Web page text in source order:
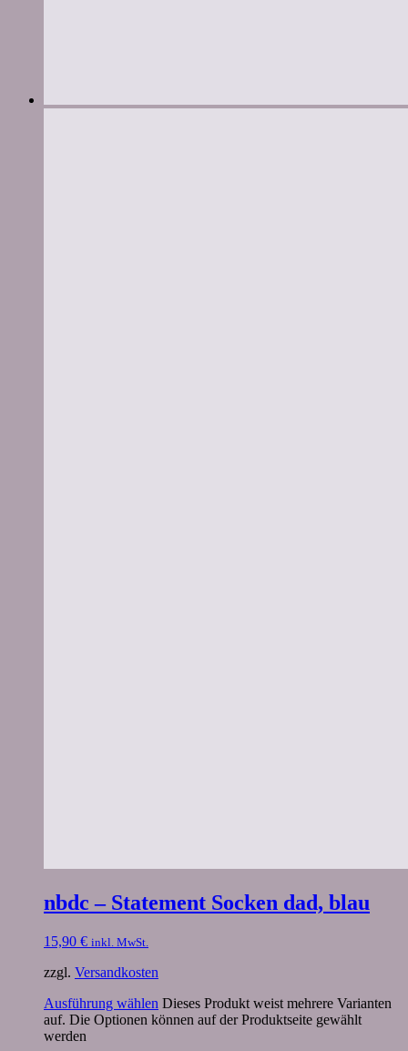
nbdc – Statement Socken dad, blau
15,90 € inkl. MwSt.
zzgl. Versandkosten
Ausführung wählen Dieses Produkt weist mehrere Varianten
auf. Die Optionen können auf der Produktseite gewählt
werden